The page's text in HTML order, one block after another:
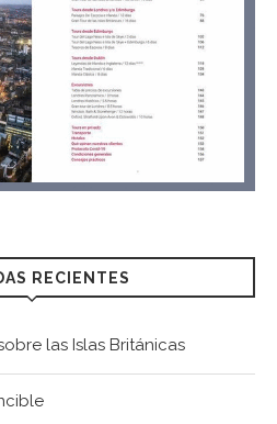
RECIENTES
las Islas Británicas